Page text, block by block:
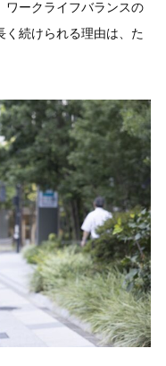
ワークライフバランスの
く続けられる理由は、た